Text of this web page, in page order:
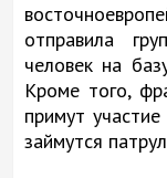
отправила
человек на
Кроме того,
примут
займутся